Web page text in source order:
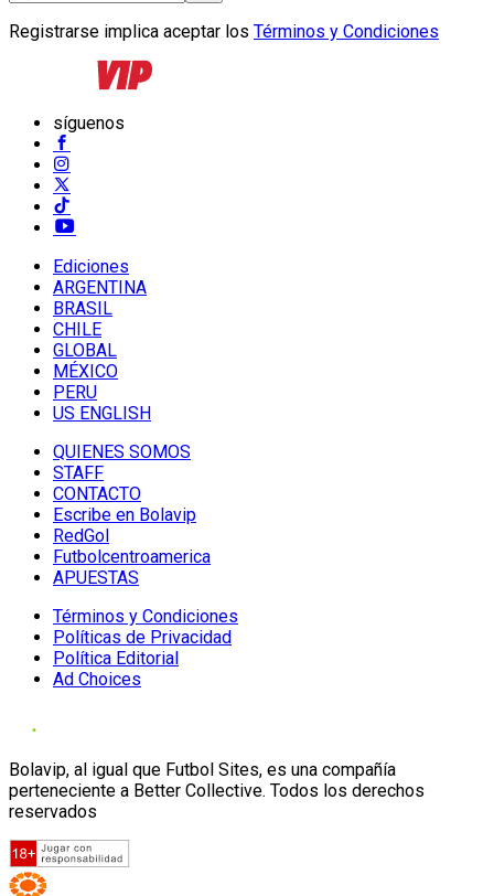
Registrarse implica aceptar los Términos y Condiciones
síguenos
Ediciones
ARGENTINA
BRASIL
CHILE
GLOBAL
MÉXICO
PERU
US ENGLISH
QUIENES SOMOS
STAFF
CONTACTO
Escribe en Bolavip
RedGol
Futbolcentroamerica
APUESTAS
Términos y Condiciones
Políticas de Privacidad
Política Editorial
Ad Choices
Bolavip, al igual que Futbol Sites, es una compañía
perteneciente a Better Collective. Todos los derechos
reservados